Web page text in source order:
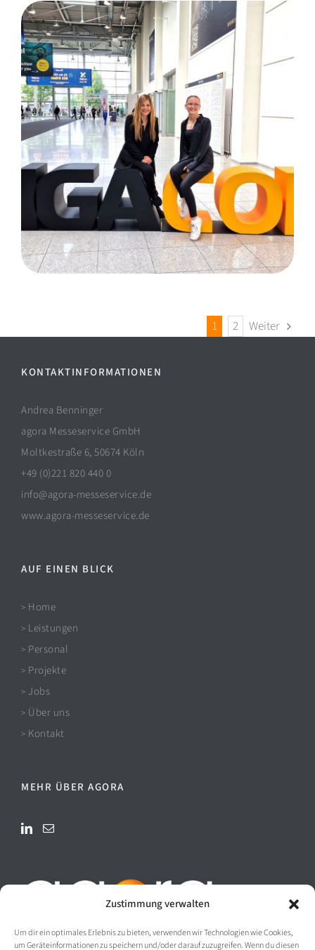
Zustimmung verwalten
Um dir ein optimales Erlebnis zu bieten, verwenden wir Technologien wie Cookies,
um Geräteinformationen zu speichern und/oder darauf zuzugreifen. Wenn du diesen
ANGA COM: Köln / Kunde
purtel.com
1 2 Weiter
KONTAKTINFORMATIONEN
Andrea Benninger
agora Messeservice GmbH
Moltkestraße 6, 50674 Köln
+49 (0)221 820 440 0
info@agora-messeservice.de
www.agora-messeservice.de
AUF EINEN BLICK
> Home
> Leistungen
> Personal
> Projekte
> Jobs
> Über uns
> Kontakt
MEHR ÜBER AGORA